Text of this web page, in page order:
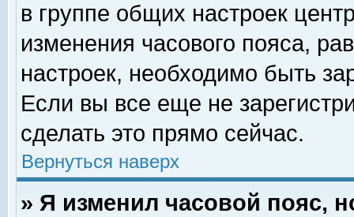
в группе общих настроек
изменения часового пояса,
настроек, необходимо быть
Если вы все еще не
сделать это прямо сейчас.
Вернуться наверх
» Я изменил часовой пояс,